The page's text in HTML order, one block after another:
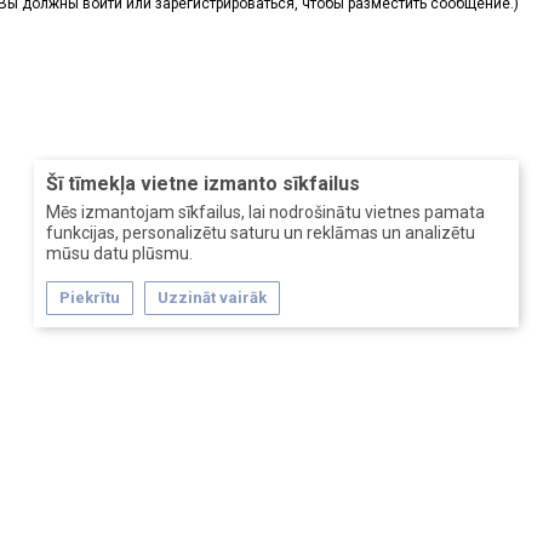
Šī tīmekļa vietne izmanto sīkfailus
Mēs izmantojam sīkfailus, lai nodrošinātu vietnes pamata
funkcijas, personalizētu saturu un reklāmas un analizētu
mūsu datu plūsmu.
Piekrītu Uzzināt vairāk
должны войти или зарегистрироваться, чтобы разместить сообщение.)